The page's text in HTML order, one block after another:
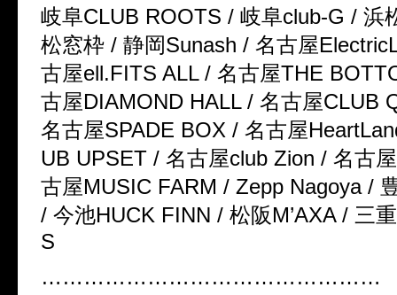
岐阜CLUB ROOTS / 岐阜club-G / 浜
松窓枠 / 静岡Sunash / 名古屋
古屋ell.FITS ALL / 名古屋THE
古屋DIAMOND HALL / 名古屋CLUB
名古屋SPADE BOX / 名古屋
UB UPSET / 名古屋club Zion / 名古屋
古屋MUSIC FARM / Zepp Nagoya /
/ 今池HUCK FINN / 松阪M’AXA / 三重
S
…………………………………………